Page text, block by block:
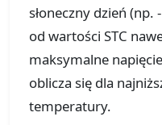
słoneczny dzień (np.
od wartości STC
maksymalne
oblicza się dla
temperatury.